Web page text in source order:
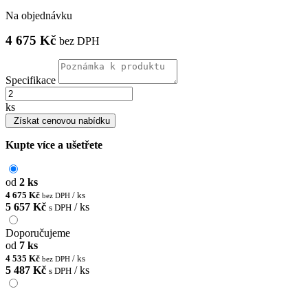
Na objednávku
4 675 Kč bez DPH
Specifikace
ks
Získat cenovou nabídku
Kupte více a ušetřete
od 2 ks
4 675 Kč bez DPH / ks
5 657 Kč s DPH / ks
Doporučujeme
od 7 ks
4 535 Kč bez DPH / ks
5 487 Kč s DPH / ks